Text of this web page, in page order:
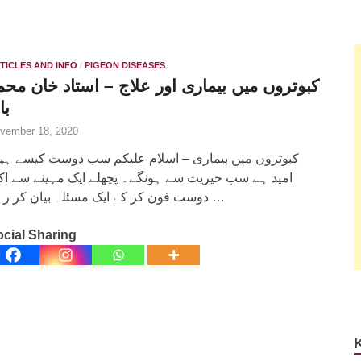
AND INFO / PIGEON DISEASES
کبوتروں میں بیماری اور علاج – استاد خان
18, 2020
کبوتروں میں بیماری – اسلام علیکم سب دوست کیسے
امید ہے سب خیریت سے ہونگے۔ پچھلے ایک مہینے سے
دوست فون کر کے ایک مسئلہ بیان کر رہے …
Sharing